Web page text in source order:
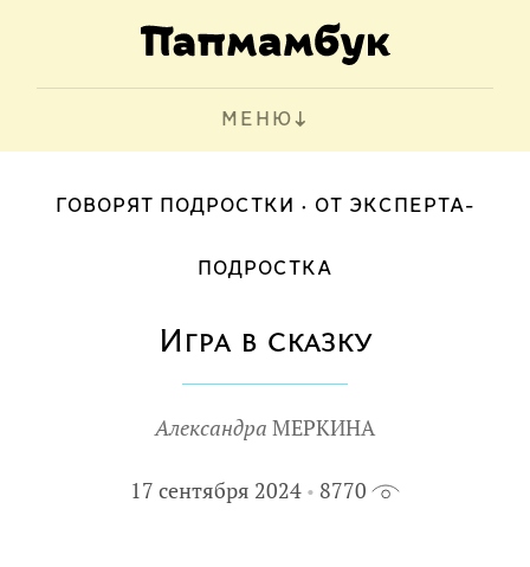
МЕНЮ
ГОВОРЯТ ПОДРОСТКИ ОТ ЭКСПЕРТА-
ПОДРОСТКА
Игра в сказку
Александра МЕРКИНА
17 сентября 2024 8770